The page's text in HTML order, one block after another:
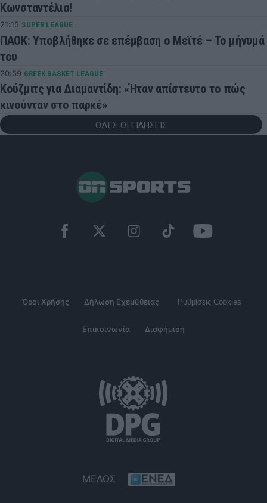
Κωνσταντέλια!
21:15 SUPER LEAGUE
ΠΑΟΚ: Υποβλήθηκε σε επέμβαση ο Μεϊτέ – Το μήνυμά
του
20:59 GREEK BASKET LEAGUE
Κούζμιτς για Διαμαντίδη: «Ήταν απίστευτο το πώς
κινούνταν στο παρκέ»
ΟΛΕΣ ΟΙ ΕΙΔΗΣΕΙΣ
Όροι Χρήσης Δήλωση Εχεμύθειας Ρυθμίσεις Cookies
Επικοινωνία Διαφήμιση
ΜΕΛΟΣ